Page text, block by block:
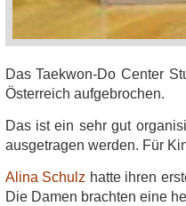
Das Taekwon-Do Center
Österreich aufgebrochen.
Das ist ein sehr gut
ausgetragen werden. Für
Alina Schulz hatte ihren
Die Damen brachten eine